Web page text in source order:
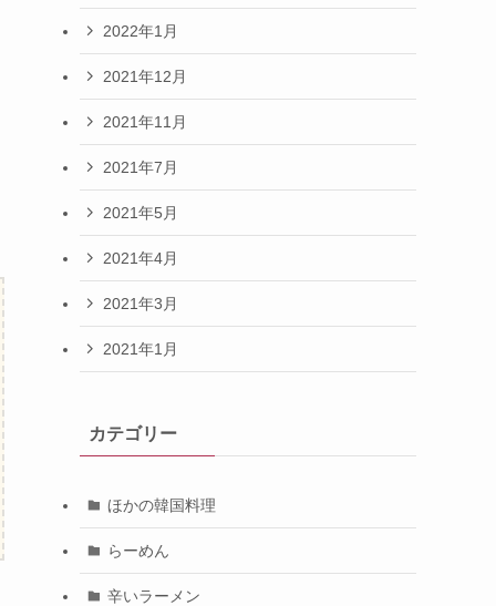
2022年1月
2021年12月
2021年11月
2021年7月
2021年5月
2021年4月
2021年3月
2021年1月
カテゴリー
ほかの韓国料理
らーめん
辛いラーメン